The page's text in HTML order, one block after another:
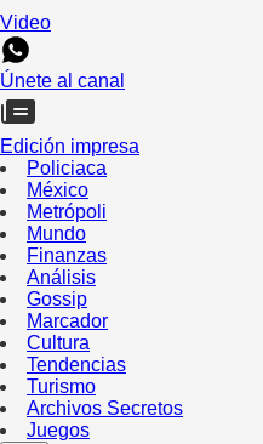
Video
Únete al canal
Edición impresa
Policiaca
México
Metrópoli
Mundo
Finanzas
Análisis
Gossip
Marcador
Cultura
Tendencias
Turismo
Archivos Secretos
Juegos